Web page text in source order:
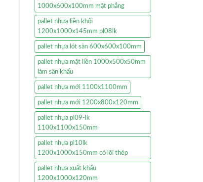
1000x600x100mm mặt phẳng
pallet nhựa liền khối
1200x1000x145mm pl08lk
pallet nhựa lót sàn 600x600x100mm
pallet nhựa mặt liền 1000x500x50mm
làm sân khấu
pallet nhựa mới 1100x1100mm
pallet nhựa mới 1200x800x120mm
pallet nhựa pl09-lk
1100x1100x150mm
pallet nhựa pl10lk
1200x1000x150mm có lõi thép
pallet nhựa xuất khẩu
1200x1000x120mm